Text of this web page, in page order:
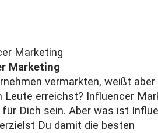
Marketing
vermarkten, weißt
Leute erreichst? Influencer
Dich sein. Aber was ist
Du damit die besten